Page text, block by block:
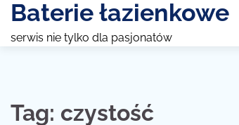
Skip
content
Baterie łazienkowe
serwis nie tylko dla pasjonatów
Tag: czystość